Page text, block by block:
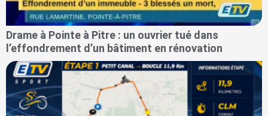
Drame à Pointe à Pitre : un ouvrier tué dans
l’effondrement d’un bâtiment en rénovation